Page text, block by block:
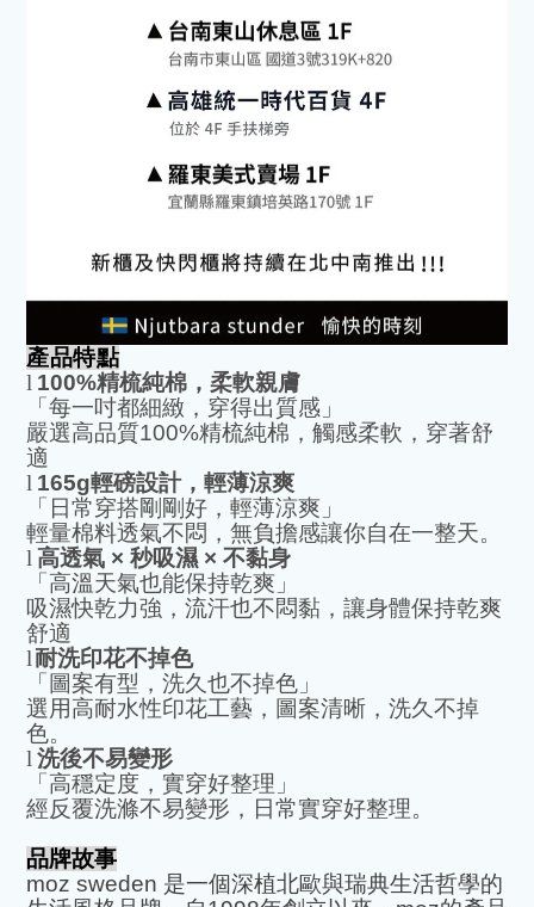
產品特點
l 100%精梳純棉，柔軟親膚
「每一吋都細緻，穿得出質感」
嚴選高品質100%精梳純棉，觸感柔軟，穿著舒
適
l 165g輕磅設計，輕薄涼爽
「日常穿搭剛剛好，輕薄涼爽」
輕量棉料透氣不悶，無負擔感讓你自在一整天。
l 高透氣 × 秒吸濕× 不黏身
「高溫天氣也能保持乾爽」
吸濕快乾力強，流汗也不悶黏，讓身體保持乾爽
舒適
l耐洗印花不掉色
「圖案有型，洗久也不掉色」
選用高耐水性印花工藝，圖案清晰，洗久不掉
色。
l 洗後不易變形
「高穩定度，實穿好整理」
經反覆洗滌不易變形，日常實穿好整理。
品牌故事
moz sweden 是一個深植北歐與瑞典生活哲學的